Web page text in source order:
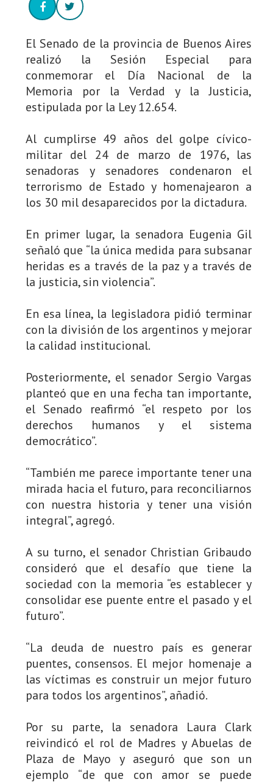
El Senado de la provincia de Buenos Aires
realizó la Sesión Especial para
conmemorar el Día Nacional de la
Memoria por la Verdad y la Justicia,
estipulada por la Ley 12.654.
Al cumplirse 49 años del golpe cívico-
militar del 24 de marzo de 1976, las
senadoras y senadores condenaron el
terrorismo de Estado y homenajearon a
los 30 mil desaparecidos por la dictadura.
En primer lugar, la senadora Eugenia Gil
señaló que “la única medida para subsanar
heridas es a través de la paz y a través de
la justicia, sin violencia”.
En esa línea, la legisladora pidió terminar
con la división de los argentinos y mejorar
la calidad institucional.
Posteriormente, el senador Sergio Vargas
planteó que en una fecha tan importante,
el Senado reafirmó “el respeto por los
derechos humanos y el sistema
democrático”.
“También me parece importante tener una
mirada hacia el futuro, para reconciliarnos
con nuestra historia y tener una visión
integral”, agregó.
A su turno, el senador Christian Gribaudo
consideró que el desafío que tiene la
sociedad con la memoria “es establecer y
consolidar ese puente entre el pasado y el
futuro”.
“La deuda de nuestro país es generar
puentes, consensos. El mejor homenaje a
las víctimas es construir un mejor futuro
para todos los argentinos”, añadió.
Por su parte, la senadora Laura Clark
reivindicó el rol de Madres y Abuelas de
Plaza de Mayo y aseguró que son un
ejemplo “de que con amor se puede